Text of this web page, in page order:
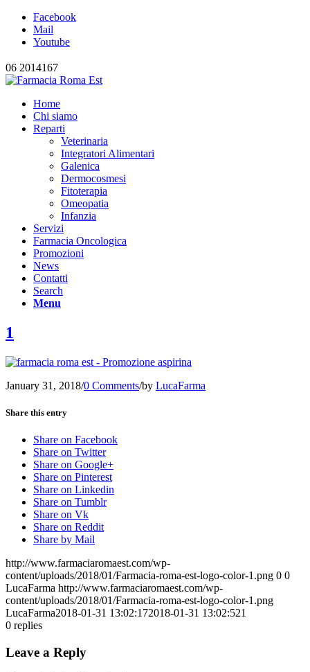
Facebook
Mail
Youtube
06 2014167
Home
Chi siamo
Reparti
Veterinaria
Integratori Alimentari
Galenica
Dermocosmesi
Fitoterapia
Omeopatia
Infanzia
Servizi
Farmacia Oncologica
Promozioni
News
Contatti
Search
Menu
1
January 31, 2018/0 Comments/by LucaFarma
Share this entry
Share on Facebook
Share on Twitter
Share on Google+
Share on Pinterest
Share on Linkedin
Share on Tumblr
Share on Vk
Share on Reddit
Share by Mail
http://www.farmaciaromaest.com/wp-
content/uploads/2018/01/Farmacia-roma-est-logo-color-1.png 0 0
LucaFarma http://www.farmaciaromaest.com/wp-
content/uploads/2018/01/Farmacia-roma-est-logo-color-1.png
LucaFarma2018-01-31 13:02:172018-01-31 13:02:521
0 replies
Leave a Reply